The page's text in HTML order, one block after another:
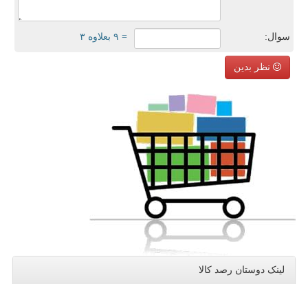
سوال: = ۹ بعلاوه ۳
نظر بدین
لینک دوستان رصد كالا